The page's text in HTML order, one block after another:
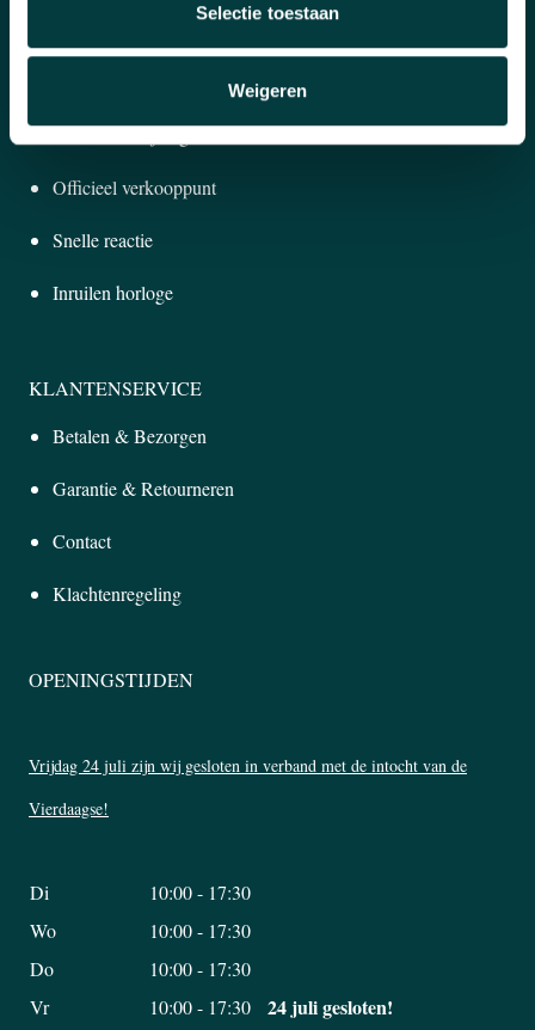
Selectie toestaan
Weigeren
WAAROM BIJ ONS KOPEN?
Winkel in Nijmegen
Officieel verkooppunt
Snelle reactie
Inruilen horloge
KLANTENSERVICE
Betalen & Bezorgen
Garantie & Retourneren
Contact
Klachtenregeling
OPENINGSTIJDEN
Vrijdag 24 juli zijn wij gesloten in verband met de intocht van de
Vierdaagse!
Di
10:00 - 17:30
Wo
10:00 - 17:30
Do
10:00 - 17:30
Vr
10:00 - 17:30 24 juli gesloten!